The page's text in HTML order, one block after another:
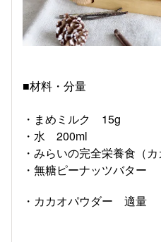
■材料・分量
・まめミルク 15g
・水 200ml
・みらいの完全栄養食（
・無糖ピーナッツバタ
・カカオパウダー 適量